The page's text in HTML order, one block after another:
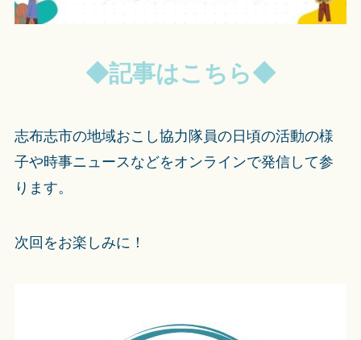
◆記事はこちら◆
志布志市の地域おこし協力隊員の日頃の活動の様
子や時事ニュースなどをオンラインで発信して参
ります。
次回をお楽しみに！